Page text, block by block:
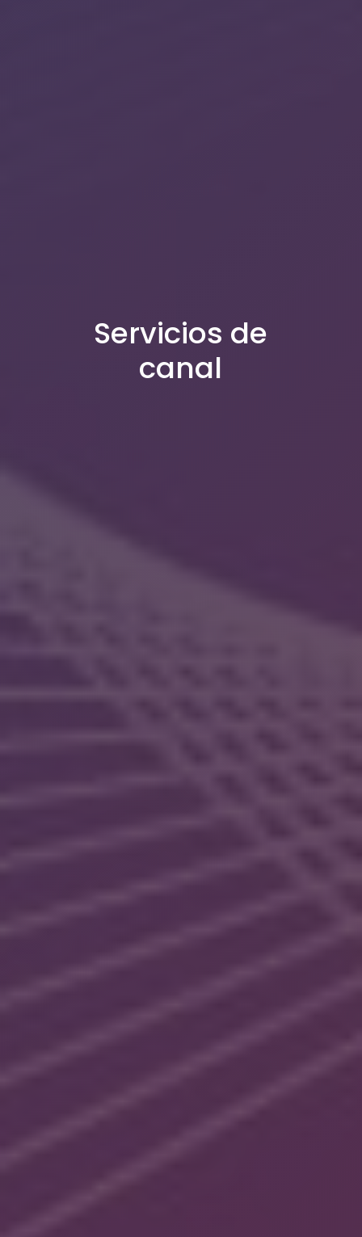
Servicios de
canal